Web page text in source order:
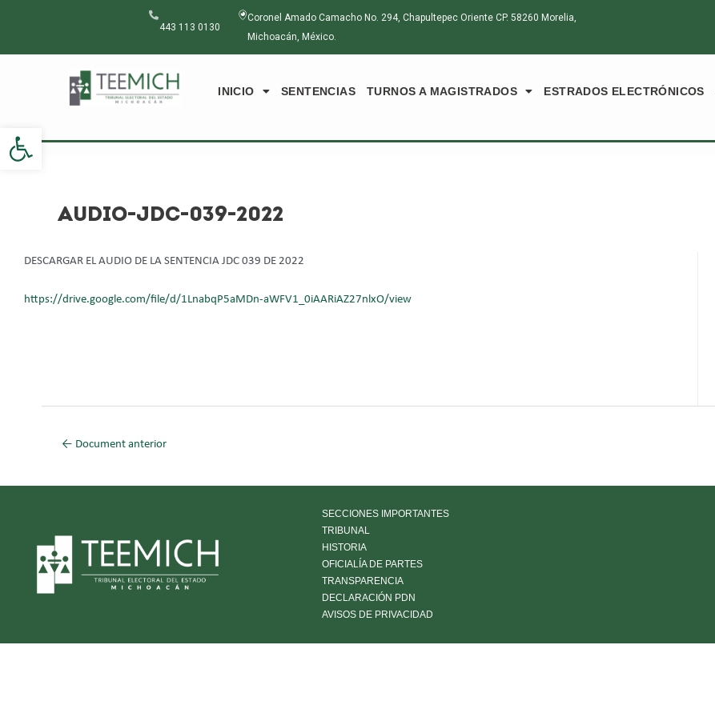
Abrir barra de herramientas
443 113 0130
Coronel Amado Camacho No. 294, Chapultepec Oriente CP. 58260 Morelia,
Michoacán, México.
INICIO SENTENCIAS TURNOS A MAGISTRADOS ESTRADOS ELECTRÓNICOS
AUDIO-JDC-039-2022
DESCARGAR EL AUDIO DE LA SENTENCIA JDC 039 DE 2022
https://drive.google.com/file/d/1LnabqP5aMDn-aWFV1_0iAARiAZ27nlxO/view
← Document anterior
SECCIONES IMPORTANTES
TRIBUNAL
HISTORIA
OFICIALÍA DE PARTES
TRANSPARENCIA
DECLARACIÓN PDN
AVISOS DE PRIVACIDAD